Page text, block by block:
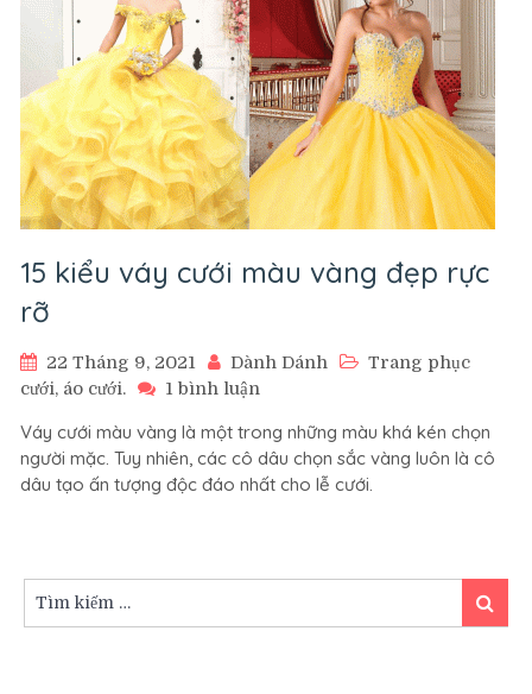
15 kiểu váy cưới màu vàng đẹp rực
rỡ
22 Tháng 9, 2021 Dành Dánh
Trang phục
cưới, áo cưới.
1 bình luận
kiểu
váy
cưới
rực
Váy cưới màu vàng là một trong những màu khá kén chọn
người mặc. Tuy nhiên, các cô dâu chọn sắc vàng luôn là cô
dâu tạo ấn tượng độc đáo nhất cho lễ cưới.
kiếm:
Tìm
kiếm